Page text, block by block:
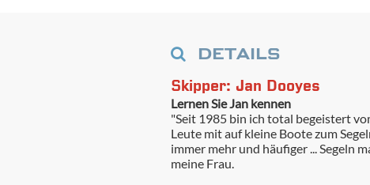
DETAILS
Skipper: Jan Dooyes
Lernen Sie Jan kennen
"Seit 1985 bin ich total begeistert
Leute mit auf kleine Boote zum
immer mehr und häufiger ... Segeln
meine Frau.